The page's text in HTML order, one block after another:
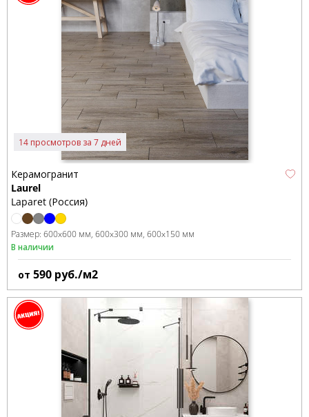
14 просмотров за 7 дней
Керамогранит
Laurel
Laparet (Россия)
Размер: 600x600 мм 600x300 мм 600x150 мм
В наличии
от 590 руб./м2